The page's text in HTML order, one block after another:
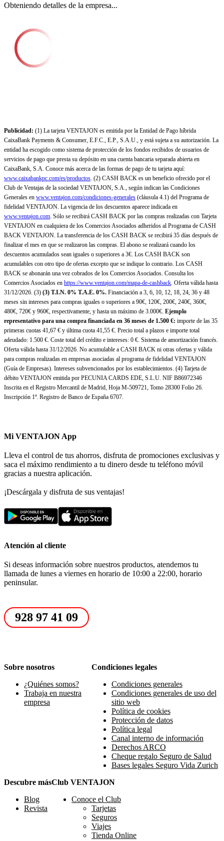
Obteniendo detalles de la empresa...
Publicidad: (1) La tarjeta VENTAJON es emitida por la Entidad de Pago híbrida
CaixaBank Payments & Consumer, E.F.C., E.P., S.A.U., y está sujeta a su autorización. La
entidad ha escogido como sistema de protección de los fondos recibidos de usuarios de
servicios de pago que presta su depósito en una cuenta bancaria separada abierta en
CaixaBank, S.A. Conoce más acerca de las formas de pago de tu tarjeta aquí:
www.caixabankpc.com/es/productos. (2) CASH BACK es un beneficio ofrecido por el
Club de Ventajas de la sociedad VENTAJON, S.A., según indican las Condiciones
Generales en www.ventajon.com/condiciones-generales (cláusula 4.1) del Programa de
fidelidad VENTAJON. La vigencia de los descuentos aparece indicada en
www.ventajon.com. Sólo se recibirá CASH BACK por las compras realizadas con Tarjeta
VENTAJON en cualquiera de los Comercios Asociados adheridos al Programa de CASH
BACK VENTAJON. La transferencia de los CASH BACK se recibirá 35 días después de
finalizar el mes en que se realizaron las compras. El abono se realizará cuando los
descuentos acumulados sean iguales o superiores a 3€. Los CASH BACK son
acumulables con otro tipo de ofertas excepto que se indique lo contrario. Los CASH
BACK se abonarán una vez cobrados de los Comercios Asociados. Consulta los
Comercios Asociados en https://www.ventajon.com/mapa-de-cashback. Oferta válida hasta
31/12/2026. (3) (3) T.I.N. 0% T.A.E. 0%. Financiación a 3, 6, 10, 12, 18, 24, 36 y 48
meses sin intereses para compras iguales o superiores a 90€, 120€, 200€, 240€, 360€,
480€, 720€ y 960€, respectivamente, y hasta un máximo de 3.000€. Ejemplo
representativo para una compra financiada en 36 meses de 1.500 €: importe de las 35
primeras cuotas 41,67 € y última cuota 41,55 €. Precio total a plazos e importe total
adeudado: 1.500 €. Coste total del crédito e intereses: 0 €. Sistema de amortización francés.
Oferta válida hasta 31/12/2026. No acumulable a CASH BACK ni otras ofertas y válida
para compras realizadas en empresas asociadas al programa de fidelidad VENTAJON
(Guía de Empresas). Intereses subvencionados por los establecimientos. (4) Tarjeta de
débito VENTAJON emitida por PECUNIA CARDS EDE, S.L.U. NIF B86972346
Inscrita en el Registro Mercantil de Madrid, Hoja M-509721, Tomo 28300 Folio 26.
Inscripción 1ª. Registro de Banco de España 6707.
Mi VENTAJON App
Lleva el control de tus ahorros, disfruta de promociones exclusivas y
saca el máximo rendimiento a tu dinero desde tu teléfono móvil
gracias a nuestra aplicación.
¡Descárgala y disfruta de sus ventajas!
Atención al cliente
Si deseas información sobre nuestros productos, atendemos tu
llamada de lunes a viernes en horario de 10:00 a 22:00, horario
peninsular.
928 97 41 09
Sobre nosotros
¿Quiénes somos?
Trabaja en nuestra
empresa
Condiciones legales
Condiciones generales
Condiciones generales de uso del
sitio web
Política de cookies
Protección de datos
Política legal
Canal interno de información
Derechos ARCO
Cheque regalo Seguro de Salud
Bases legales Seguro Vida Zurich
Descubre más
Blog
Revista
Club VENTAJON
Conoce el Club
Tarjetas
Seguros
Viajes
Tienda Online